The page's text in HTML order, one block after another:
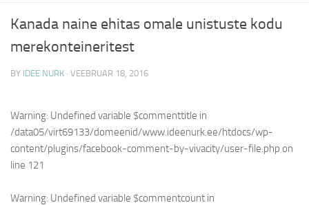
Kanada naine ehitas omale unistuste kodu
merekonteineritest
BY IDEE NURK · VEEBRUAR 18, 2016
Warning: Undefined variable $commenttitle in
/data05/virt69133/domeenid/www.ideenurk.ee/htdocs/wp-
content/plugins/facebook-comment-by-vivacity/user-file.php on
line 121
Warning: Undefined variable $commentcount in